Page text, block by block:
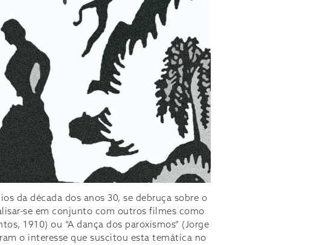
da década dos anos 30, se debruça sobre o
se em conjunto com outros filmes como
1910) ou “A dança dos paroxismos” (Jorge
o interesse que suscitou esta temática no